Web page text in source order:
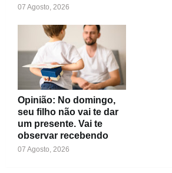
07 Agosto, 2026
Opinião: No domingo,
seu filho não vai te dar
um presente. Vai te
observar recebendo
07 Agosto, 2026